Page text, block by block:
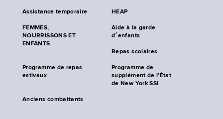
Assistance temporaire HEAP
FEMMES,
NOURRISSONS ET
ENFANTS
Aide à la garde
d׳enfants
Repas scolaires
Programme de repas
estivaux
Programme de
supplément de l’État
de New York SSI
Anciens combattants